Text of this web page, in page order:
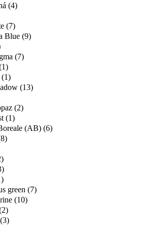
(4)
(7)
Blue (9)
(7)
(1)
(13)
(2)
(1)
(AB) (6)
green (7)
(10)
(3)